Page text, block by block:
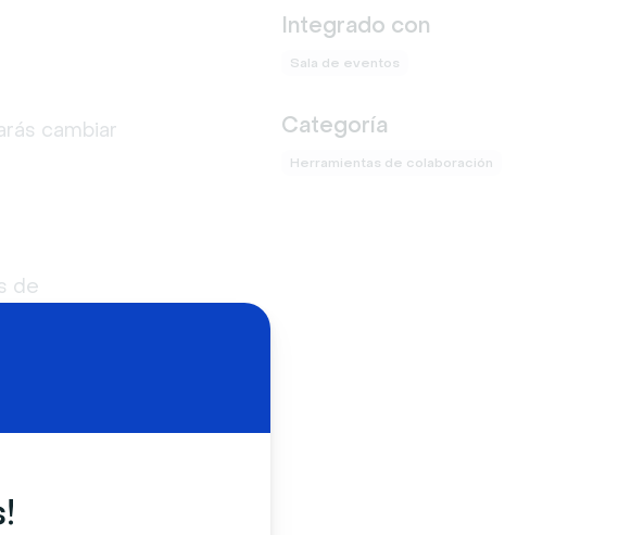
cambiar
de
manera
Integrado con
Sala de eventos
Categoría
Herramientas de colaboración